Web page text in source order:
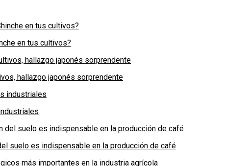
en tus cultivos?
hallazgo japonés sorprendente
suelo es indispensable en la producción de café